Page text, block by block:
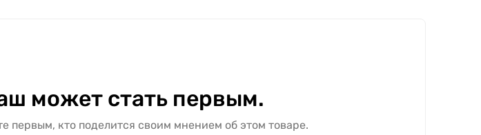
может стать первым.
первым, кто поделится своим мнением об этом товаре.